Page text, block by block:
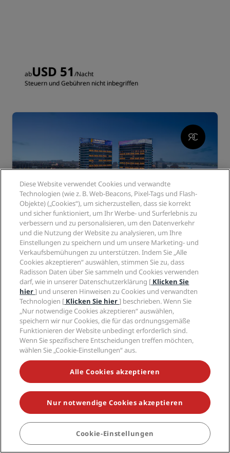
abUSD 51 /Nacht
Steuern und Gebühren nicht inbegriffen
Radisson Collection Lingang
Shanghai
| 101 Bewertungen
36.01 Meilen/57.95 Kilometer vom Zentrum von Schanghai
entfernt
Ideal für Geschäftsreisende Familienfreundlich
ab USD 83
Steuern und Gebühren nicht inbegriffen
Diese Website verwendet Cookies und verwandte
Technologien (wie z. B. Web-Beacons, Pixel-Tags und Flash-
Objekte) („Cookies“), um sicherzustellen, dass sie korrekt
und sicher funktioniert, um Ihr Werbe- und Surferlebnis zu
verbessern und zu personalisieren, um den Datenverkehr
und die Nutzung der Website zu analysieren, um Ihre
Einstellungen zu speichern und um unsere Marketing- und
Verkaufsbemühungen zu unterstützen. Indem Sie „Alle
Cookies akzeptieren“ auswählen, stimmen Sie zu, dass
Radisson Daten über Sie sammeln und Cookies verwenden
darf, wie in unserer Datenschutzerklärung [ Klicken Sie
hier] und unseren Hinweisen zu Cookies und verwandten
Technologien [ Klicken Sie hier] beschrieben. Wenn Sie
„Nur notwendige Cookies akzeptieren“ auswählen,
speichern wir nur Cookies, die für das ordnungsgemäße
Funktionieren der Website unbedingt erforderlich sind.
Wenn Sie spezifischere Entscheidungen treffen möchten,
wählen Sie „Cookie-Einstellungen“ aus.
Alle Cookies akzeptieren
Nur notwendige Cookies akzeptieren
Cookie-Einstellungen